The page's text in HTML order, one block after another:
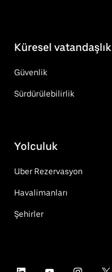
Küresel vatandaşlık
Güvenlik
Sürdürülebilirlik
Yolculuk
Uber Rezervasyon
Havalimanları
Şehirler